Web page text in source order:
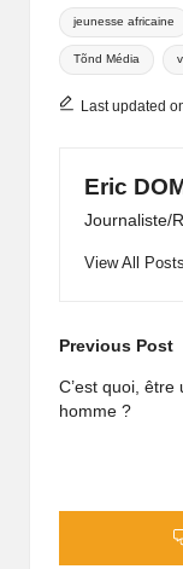
jeunesse africaine
Tõnd Média
Last updated
Eric
Journaliste/
View All Posts
Previous Post
C’est quoi, être
homme ?